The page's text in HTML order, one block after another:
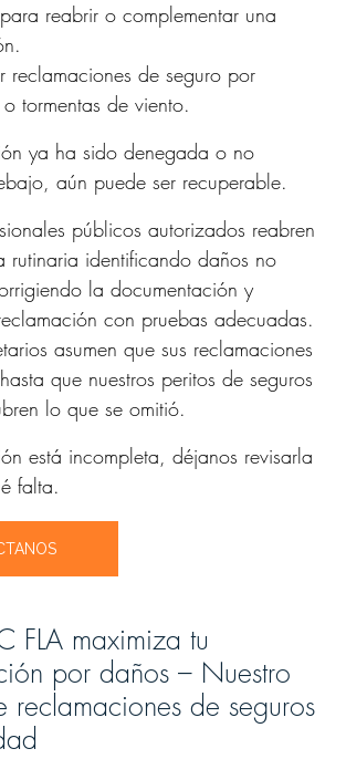
para reabrir o complementar una
reclamaciones de seguro por
tormentas de viento.
ya ha sido denegada o no
aún puede ser recuperable.
públicos autorizados reabren
rutinaria identificando daños no
la documentación y
con pruebas adecuadas.
asumen que sus reclamaciones
que nuestros peritos de seguros
lo que se omitió.
está incompleta, déjanos revisarla
falta.
FLA maximiza tu
por daños – Nuestro
reclamaciones de seguros